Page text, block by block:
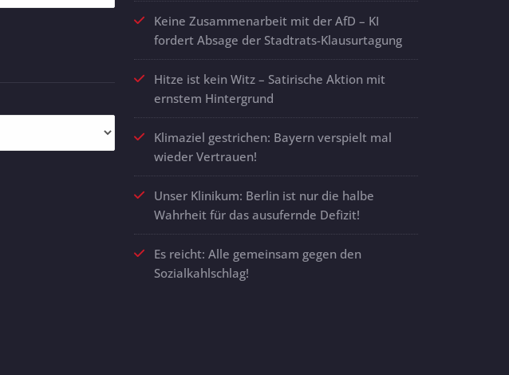
Keine Zusammenarbeit mit der AfD – KI
fordert Absage der Stadtrats-Klausurtagung
Hitze ist kein Witz – Satirische Aktion mit
ernstem Hintergrund
Klimaziel gestrichen: Bayern verspielt mal
wieder Vertrauen!
Unser Klinikum: Berlin ist nur die halbe
Wahrheit für das ausufernde Defizit!
Es reicht: Alle gemeinsam gegen den
Sozialkahlschlag!